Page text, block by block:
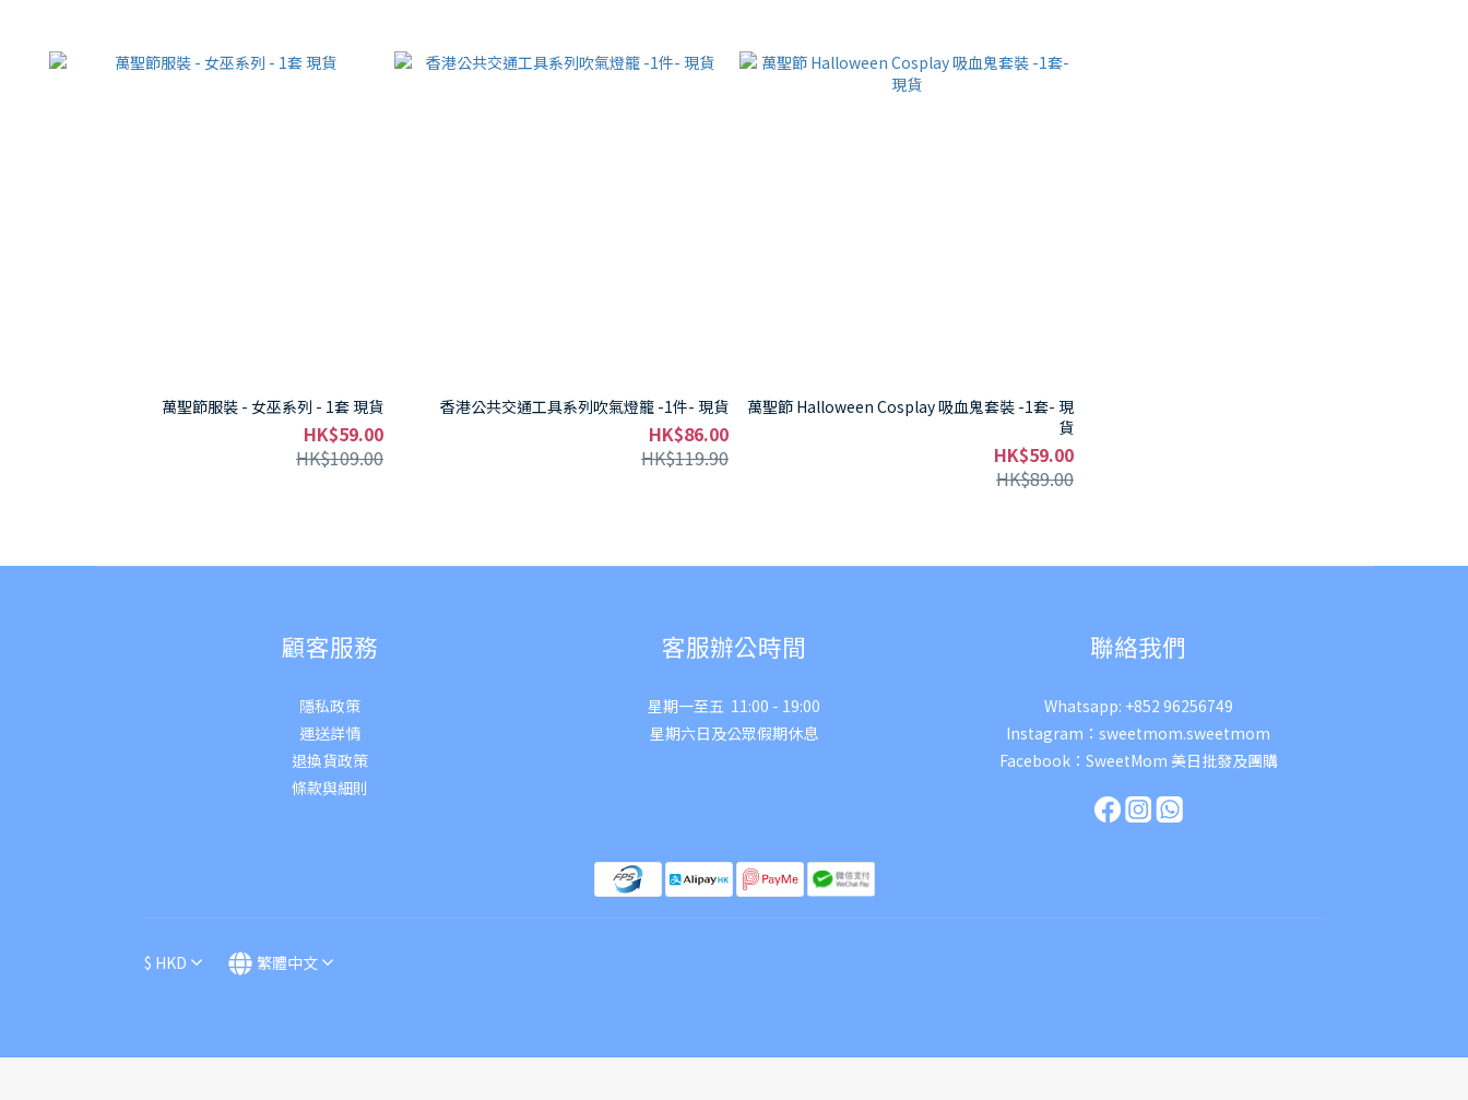
萬聖節服裝 - 女巫系列 - 1套 現貨
HK$59.00
HK$109.00
香港公共交通工具系列吹氣燈籠 -1件- 現貨
HK$86.00
HK$119.90
萬聖節 Halloween Cosplay 吸血鬼套裝 -1套- 現
貨
HK$59.00
HK$89.00
顧客服務
隱私政策
運送詳情
退換貨政策
條款與細則
客服辦公時間
星期一至五 11:00 - 19:00
星期六日及公眾假期休息
聯絡我們
Whatsapp: +852 96256749
Instagram： sweetmom.sweetmom
Facebook： SweetMom 美日批發及團購
$ HKD 繁體中文